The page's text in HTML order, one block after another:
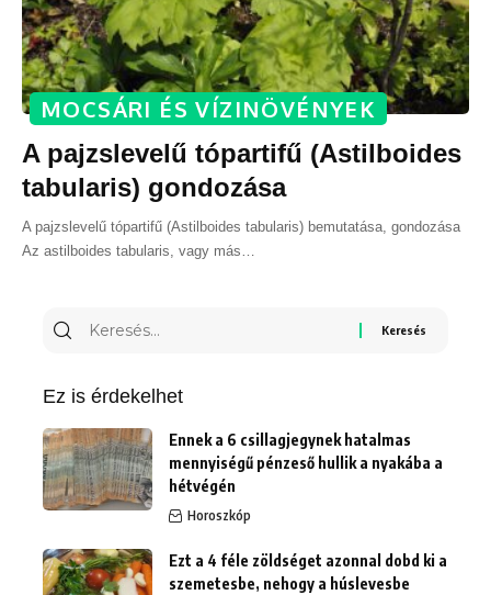
MOCSÁRI ÉS VÍZINÖVÉNYEK
A pajzslevelű tópartifű (Astilboides
tabularis) gondozása
A pajzslevelű tópartifű (Astilboides tabularis) bemutatása, gondozása
Az astilboides tabularis, vagy más
Ez is érdekelhet
Ennek a 6 csillagjegynek hatalmas
mennyiségű pénzeső hullik a nyakába a
hétvégén
Horoszkóp
Ezt a 4 féle zöldséget azonnal dobd ki a
szemetesbe, nehogy a húslevesbe